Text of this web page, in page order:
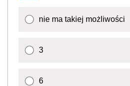
nie ma takiej możliwości
3
6